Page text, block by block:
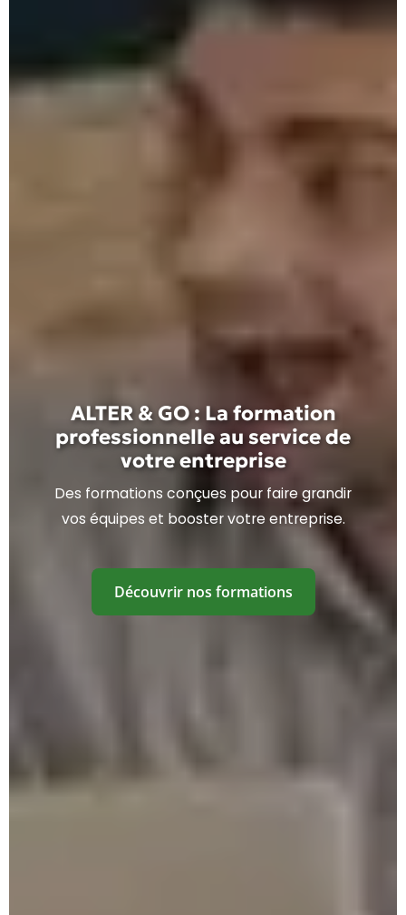
ALTER & GO : La formation
professionnelle au service de
votre entreprise
Des formations conçues pour faire grandir
vos équipes et booster votre entreprise.
Découvrir nos formations